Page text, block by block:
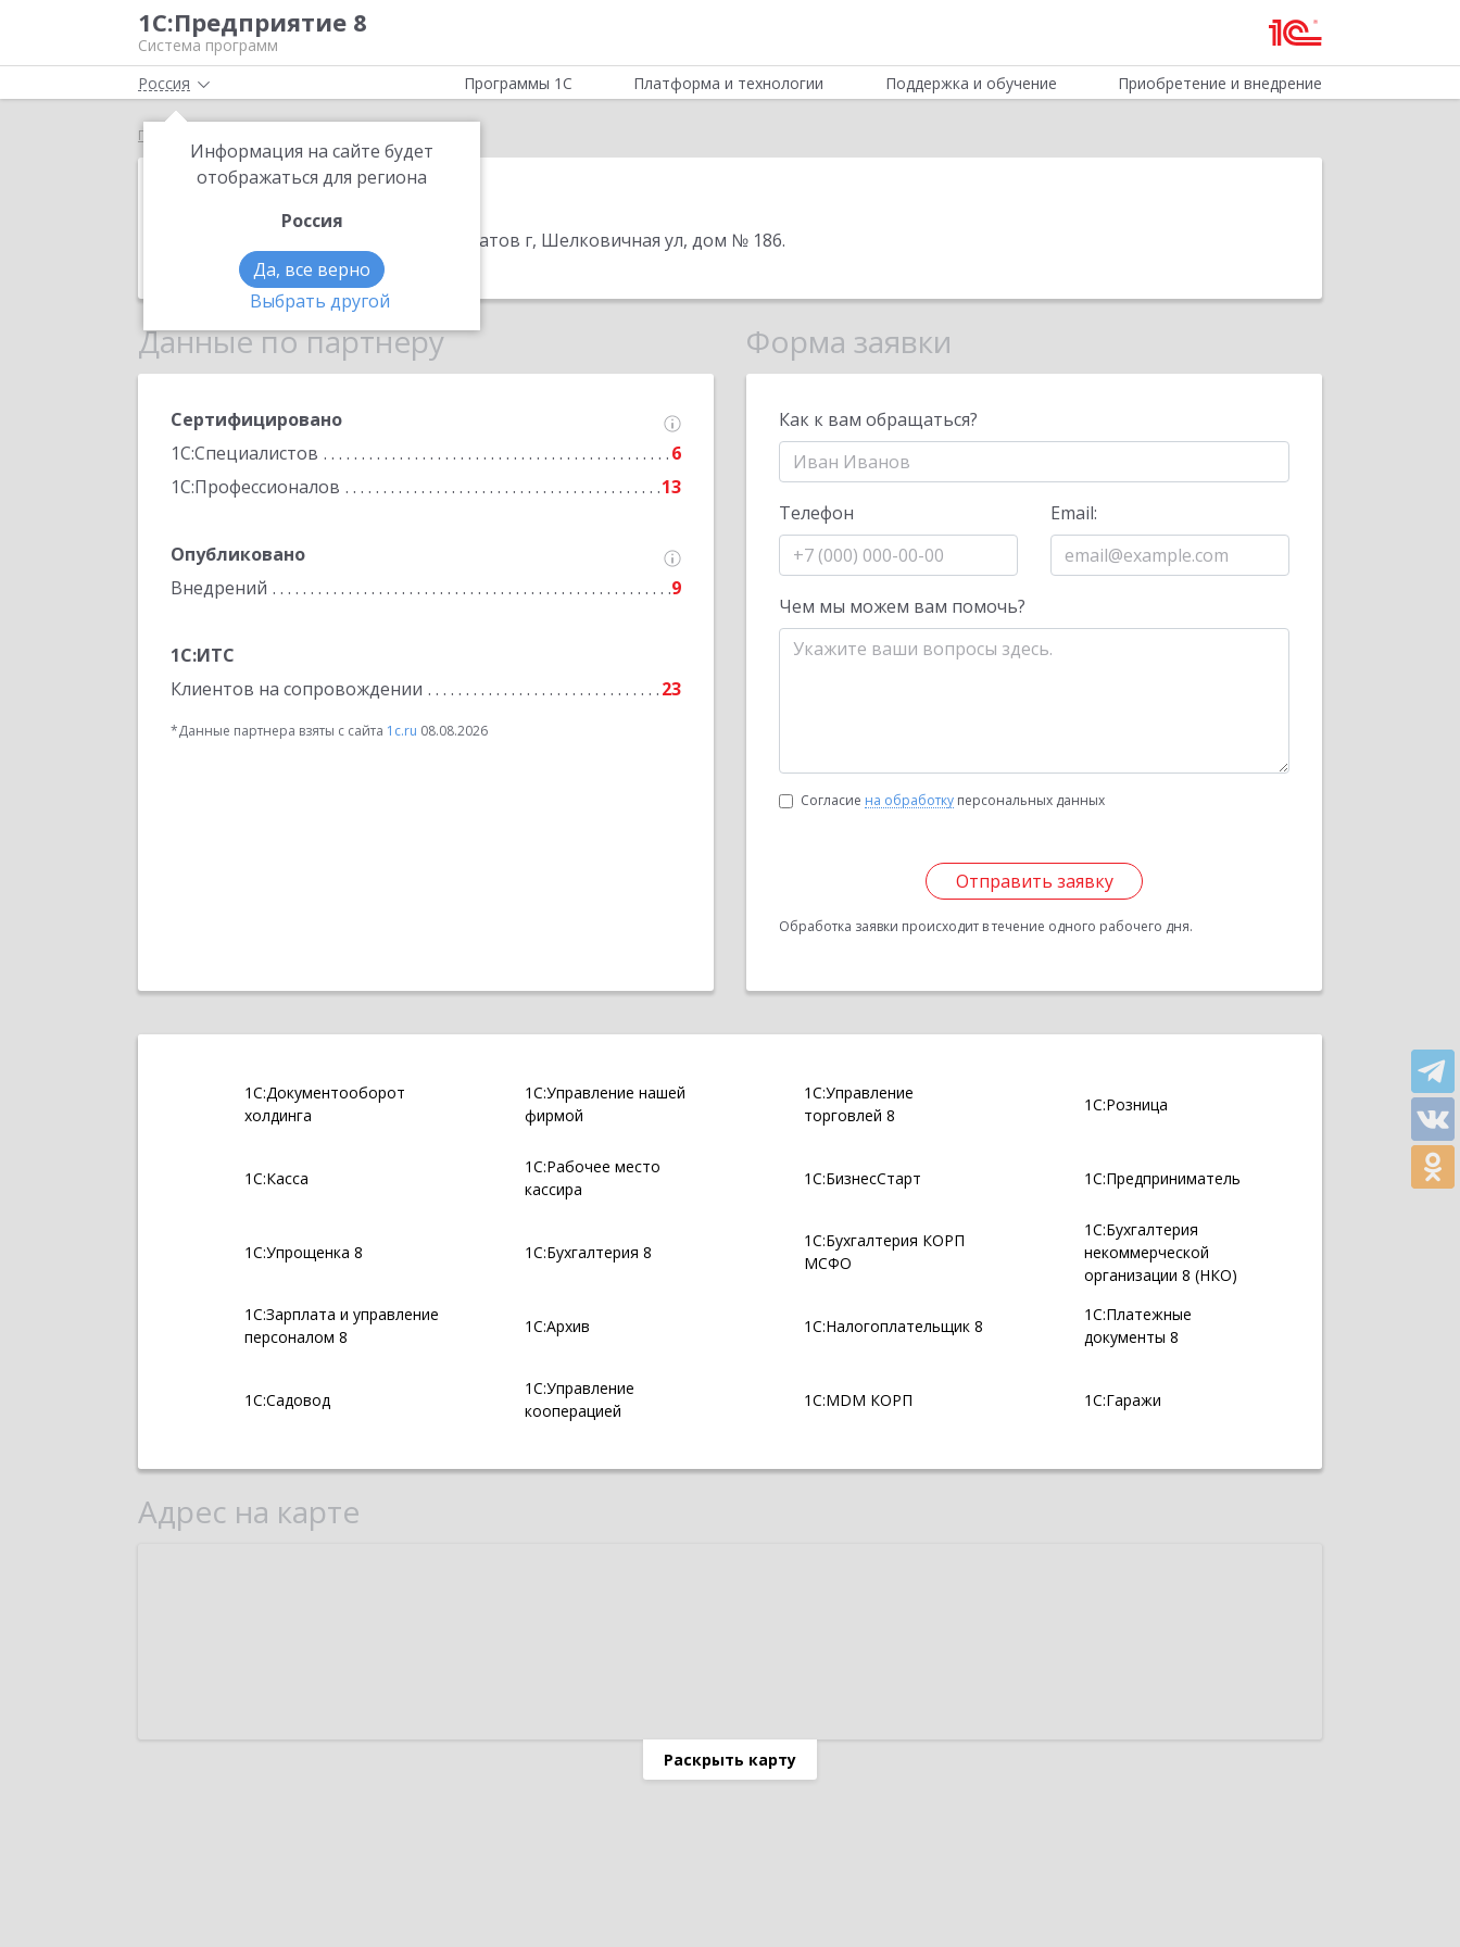
1С:Предприятие 8
Система программ
Россия
Информация на сайте будет
отображаться для региона
Россия
Да, все верно
Выбрать другой
Программы 1С Платформа и технологии Поддержка и обучение Приобретение и внедрение
Главная
Аналитик-с
410071, Саратовская обл, Саратов г, Шелковичная ул, дом № 186.
Телефон: (917) 212-5800
Данные по партнеру
Сертифицировано
1С:Специалистов
6
1С:Профессионалов
13
Опубликовано
Внедрений
9
1С:ИТС
Клиентов на сопровождении
23
*Данные партнера взяты с сайта 1c.ru 08.08.2026
Форма заявки
Как к вам обращаться?
Телефон Email:
Чем мы можем вам помочь?
Согласие на обработку персональных данных
Отправить заявку
Обработка заявки происходит в течение одного рабочего дня.
1С:Документооборот
холдинга
1С:Управление нашей
фирмой
1С:Управление
торговлей 8
1С:Розница
1С:Касса
1С:Рабочее место
кассира
1С:БизнесСтарт 1С:Предприниматель
1С:Упрощенка 8 1С:Бухгалтерия 8
1С:Бухгалтерия КОРП
МСФО
1С:Бухгалтерия
некоммерческой
организации 8 (НКО)
1С:Зарплата и управление
персоналом 8
1С:Архив 1С:Налогоплательщик 8
1С:Платежные
документы 8
1С:Садовод
1С:Управление
кооперацией
1С:MDM КОРП 1С:Гаражи
Адрес на карте
Раскрыть карту